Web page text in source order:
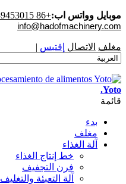
موبايل وواتس اب:+86 15239453015
info@hadofmachinery.com
مغلف الاتصال إقتبس |
Yoto.
قائمة
بدء
مغلف
آلة الغذاء
خط إنتاج الغذاء
فرن التجفيف
آلة التعبئة والتغليف